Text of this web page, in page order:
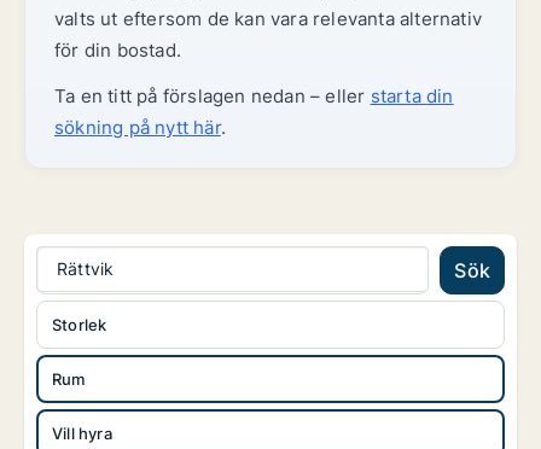
valts ut eftersom de kan vara relevanta alternativ
för din bostad.
Ta en titt på förslagen nedan – eller starta din
sökning på nytt här.
Rättvik Sök
Rum
Vill hyra
Storlek